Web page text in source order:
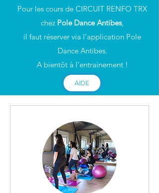
Pour les cours de CIRCUIT RENFO TRX
chez Pole Dance Antibes,
il faut réserver via l'application Pole
Dance Antibes.
A bientôt à l'entrainement !
AIDE